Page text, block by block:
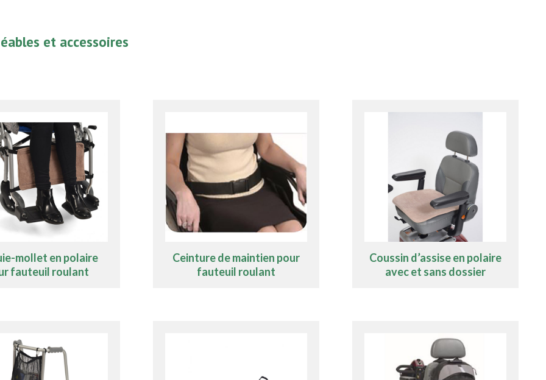
et accessoires
mollet en polaire
fauteuil roulant
Ceinture de maintien pour
fauteuil roulant
Coussin d’assise en polaire
avec et sans dossier